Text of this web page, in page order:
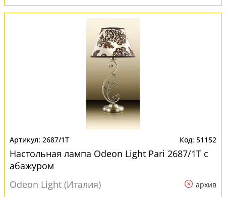
2687/1T 51152
Настольная лампа Odeon Light Pari 2687/1T с
абажуром
Odeon Light (Италия)
архив